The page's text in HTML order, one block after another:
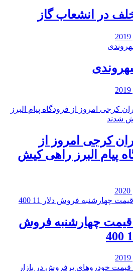
در انشعاب گاز
کرجی امروز از
پیام البرز راهی کیش
قیمت چهارشنبه فروش